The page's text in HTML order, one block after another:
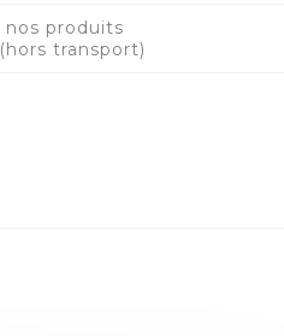
nos produits
transport)